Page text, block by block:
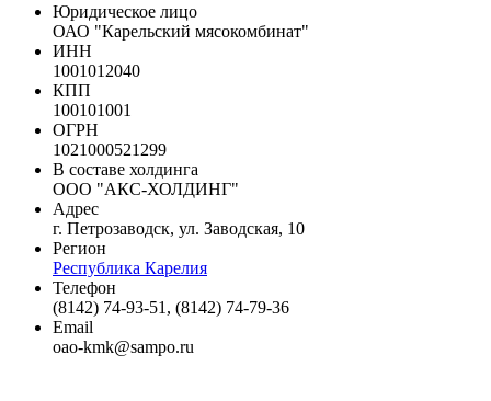
Юридическое лицо
ОАО "Карельский мясокомбинат"
ИНН
1001012040
КПП
100101001
ОГРН
1021000521299
В составе холдинга
ООО "АКС-ХОЛДИНГ"
Адрес
г. Петрозаводск, ул. Заводская, 10
Регион
Республика Карелия
Телефон
(8142) 74-93-51, (8142) 74-79-36
Email
oao-kmk@sampo.ru